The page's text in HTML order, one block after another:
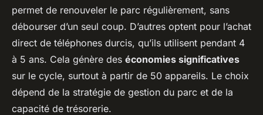
permet de renouveler le parc régulièrement, sans
débourser d’un seul coup. D’autres optent pour l’achat
direct de téléphones durcis, qu’ils utilisent pendant 4
à 5 ans. Cela génère des économies significatives
sur le cycle, surtout à partir de 50 appareils. Le choix
dépend de la stratégie de gestion du parc et de la
capacité de trésorerie.